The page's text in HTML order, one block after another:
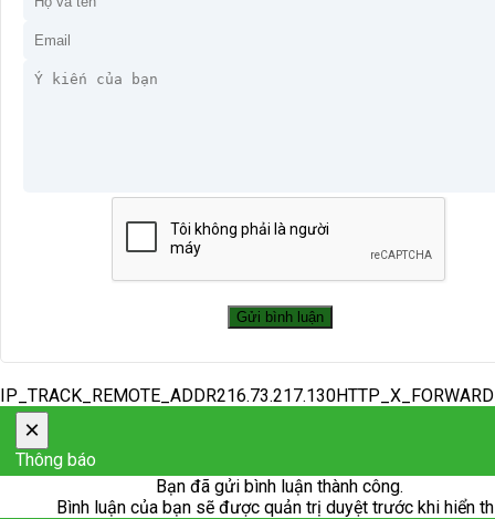
×
Thông báo
Bạn đã gửi bình luận thành công.
Bình luận của bạn sẽ được quản trị duyệt trước khi hiển